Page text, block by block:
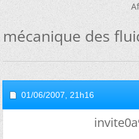
mécanique des
01/06/2007, 21h16